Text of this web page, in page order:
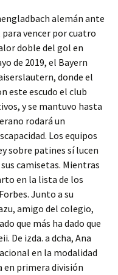
alemán ante
vencer por cuatro
doble del gol en
de 2019, el Bayern
donde el
este escudo el club
y se mantuvo hasta
rodará un
Los equipos
sobre patines sí lucen
camisetas. Mientras
en la lista de los
Junto a su
amigo del colegio,
que más ha dado que
De izda. a dcha, Ana
en la modalidad
en primera división